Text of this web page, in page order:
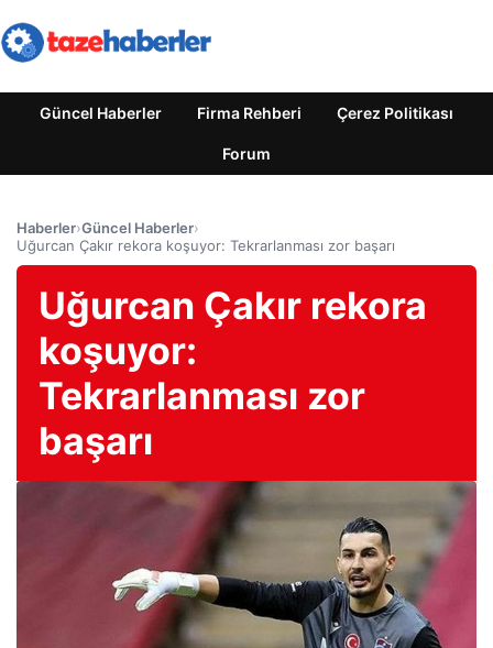
Güncel Haberler Firma Rehberi Çerez Politikası
Forum
Haberler›Güncel Haberler›
Uğurcan Çakır rekora koşuyor: Tekrarlanması zor başarı
Uğurcan Çakır rekora
koşuyor:
Tekrarlanması zor
başarı